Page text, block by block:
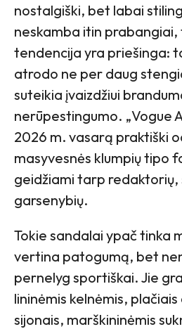
nostalgiški, bet labai
neskamba itin
tendencija yra priešinga:
atrodo ne per daug
suteikia įvaizdžiui
nerūpestingumo. „Vogue
2026 m. vasarą praktiški
masyvesnės klumpių tipo
geidžiami tarp redaktorių,
garsenybių.
Tokie sandalai ypač tinka
vertina patogumą, bet
pernelyg sportiškai. Jie
lininėmis kelnėmis,
sijonais, marškininėmis